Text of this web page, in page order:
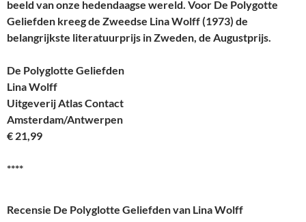
beeld van onze hedendaagse wereld. Voor De Polygotte
Geliefden kreeg de Zweedse Lina Wolff (1973) de
belangrijkste literatuurprijs in Zweden, de Augustprijs.
De Polyglotte Geliefden
Lina Wolff
Uitgeverij Atlas Contact
Amsterdam/Antwerpen
€ 21,99
****
Recensie De Polyglotte Geliefden van Lina Wolff